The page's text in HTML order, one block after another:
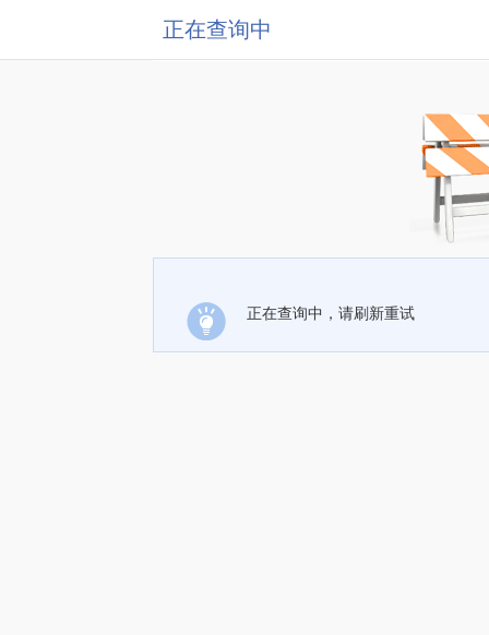
正在查询中
正在查询中，请刷新重试